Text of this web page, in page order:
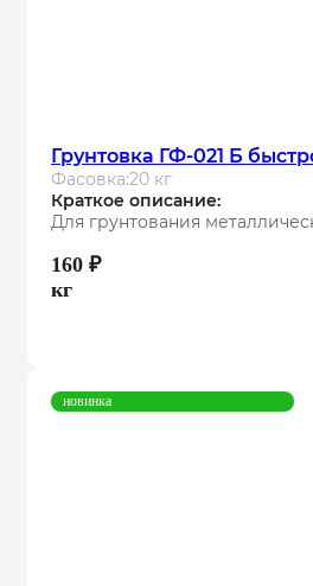
Грунтовка ГФ-021 Б
Фасовка:20 кг
Краткое описание:
Для грунтования
160 ₽
кг
новинка